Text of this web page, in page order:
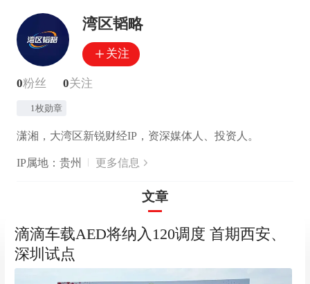
湾区韬略
关注
0粉丝 0关注
1枚勋章
潇湘，大湾区新锐财经IP，资深媒体人、投资人。
IP属地：贵州 更多信息
文章
滴滴车载AED将纳入120调度 首期西安、
深圳试点